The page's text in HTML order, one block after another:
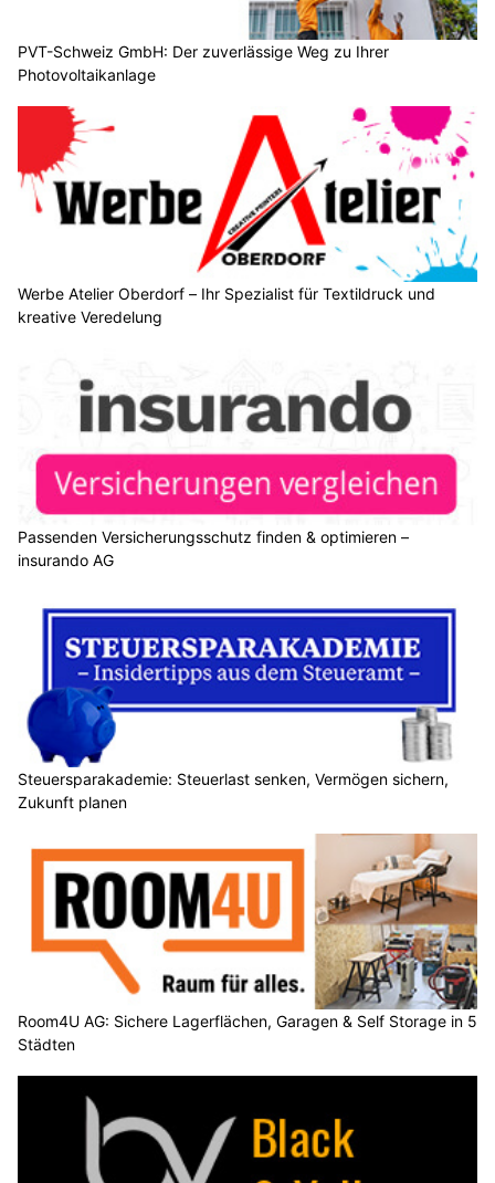
PVT-Schweiz GmbH: Der zuverlässige Weg zu Ihrer
Photovoltaikanlage
Werbe Atelier Oberdorf – Ihr Spezialist für Textildruck und
kreative Veredelung
Passenden Versicherungsschutz finden & optimieren –
insurando AG
Steuersparakademie: Steuerlast senken, Vermögen sichern,
Zukunft planen
Room4U AG: Sichere Lagerflächen, Garagen & Self Storage in 5
Städten